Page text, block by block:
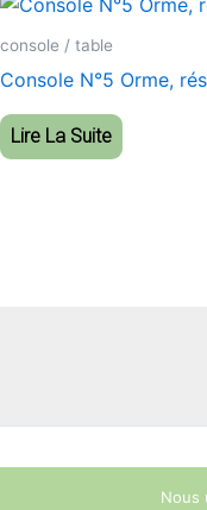
console / table
Console N°5 Orme,
Lire La Suite
Nous